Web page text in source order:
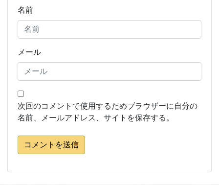
名前
メール
次回のコメントで使用するためブラウザーに自分の
名前、メールアドレス、サイトを保存する。
コメントを送信